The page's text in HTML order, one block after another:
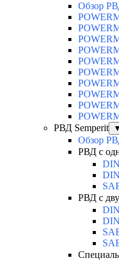
Обзор
РВД Semperit
▼
Обзор
РВД с
РВД с